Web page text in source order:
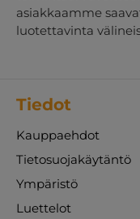
asiakkaamme
luotettavinta
Tiedot
Kauppaehdot
Tietosuojakäytäntö
Ympäristö
Luettelot